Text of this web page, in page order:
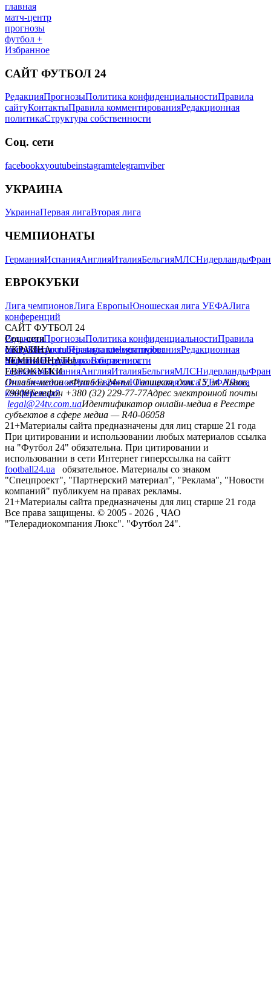
главная
матч-центр
прогнозы
футбол +
Избранное
САЙТ ФУТБОЛ 24
РедакцияПрогнозыПолитика конфиденциальностиПравила
сайтуКонтактыПравила комментированияРедакционная
политикаСтруктура собственности
Соц. сети
facebookxyoutubeinstagramtelegramviber
УКРАИНА
УкраинаПервая лигаВторая лига
ЧЕМПИОНАТЫ
ГерманияИспанияАнглияИталияБельгияМЛСНидерланды
ЕВРОКУБКИ
Лига чемпионовЛига ЕвропыЮношеская лига УЕФАЛига
конференций
САЙТ ФУТБОЛ 24
РедакцияПрогнозыПолитика конфиденциальностиПравила
сайтуКонтактыПравила комментированияРедакционная
политикаСтруктура собственности
Соц. сети
facebookxyoutubeinstagramtelegramviber
УКРАИНА
УкраинаПервая лигаВторая лига
ЧЕМПИОНАТЫ
ГерманияИспанияАнглияИталияБельгияМЛСНидерланды
ЕВРОКУБКИ
Лига чемпионовЛига ЕвропыЮношеская лига УЕФАЛига
конференций
Онлайн-медиа «Футбол 24»пл. Галицкая, дом. 15, м. Львов,
79008Телефон +380 (32) 229-77-77Адрес электронной почты
legal@24tv.com.uaИдентификатор онлайн-медиа в Реестре
субъектов в сфере медиа — R40-06058
21+Материалы сайта предназначены для лиц старше 21 года
При цитировании и использовании любых материалов ссылка
на "Футбол 24" обязательна. При цитировании и
использовании в сети Интернет гиперссылка на сайтт
football24.ua
обязательное. Материалы со знаком
"Спецпроект", "Партнерский материал", "Реклама", "Новости
компаний" публикуем на правах рекламы.
21+Материалы сайта предназначены для лиц старше 21 года
Все права защищены. © 2005 - 2026 , ЧАО
"Телерадиокомпания Люкс". "Футбол 24".